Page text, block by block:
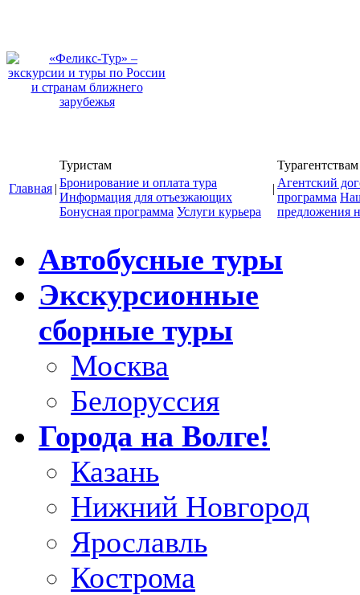
Главная |
Туристам
Бронирование и оплата тура
Информация для отъезжающих
Бонусная программа Услуги курьера
|
Турагентствам
Агентский
программа
предложения
Автобусные туры
Экскурсионные
сборные туры
Москва
Белоруссия
Города на Волге!
Казань
Нижний Новгород
Ярославль
Кострома